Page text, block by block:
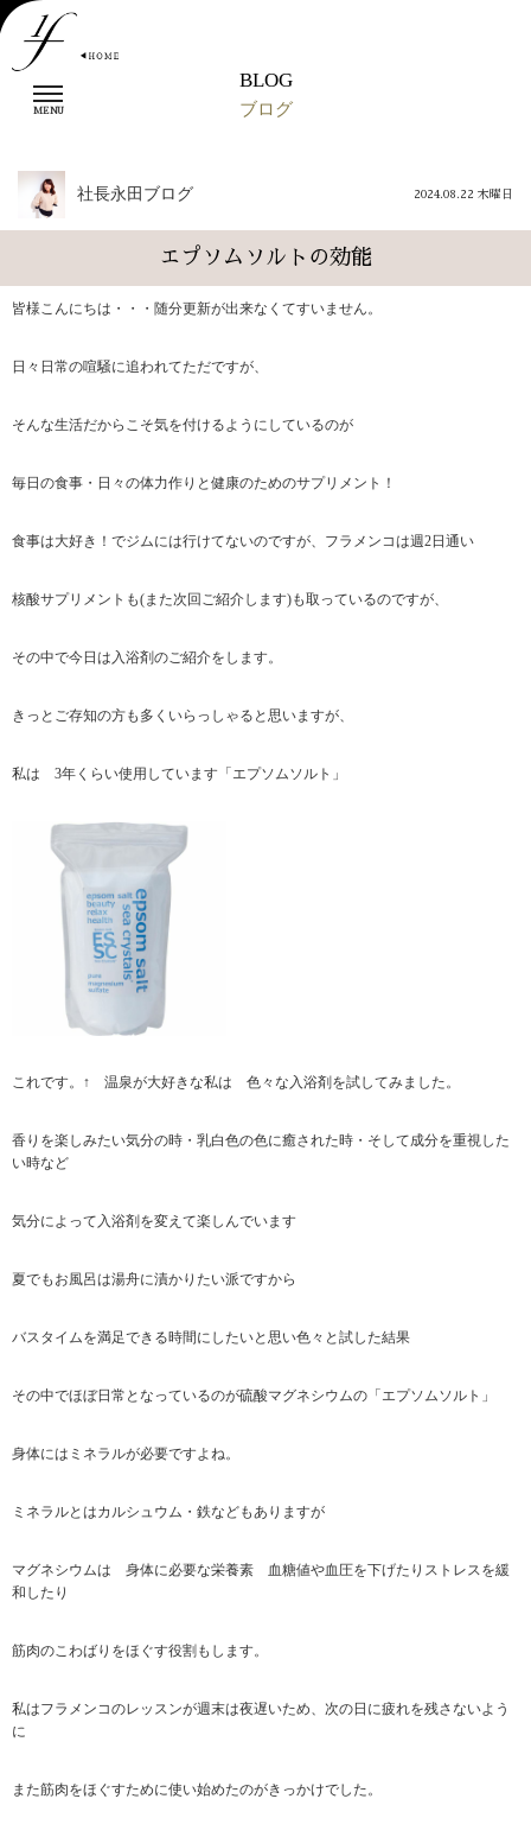
t
o
l
g
t
n
MENU
BLOG
ブログ
社長永田ブログ 2024.08.22 木曜日
エプソムソルトの効能
皆様こんにちは・・・随分更新が出来なくてすいません。
日々日常の喧騒に追われてただですが、
そんな生活だからこそ気を付けるようにしているのが
毎日の食事・日々の体力作りと健康のためのサプリメント！
食事は大好き！でジムには行けてないのですが、フラメンコは週2日通い
核酸サプリメントも(また次回ご紹介します)も取っているのですが、
その中で今日は入浴剤のご紹介をします。
きっとご存知の方も多くいらっしゃると思いますが、
私は 3年くらい使用しています「エプソムソルト」
これです。↑ 温泉が大好きな私は 色々な入浴剤を試してみました。
香りを楽しみたい気分の時・乳白色の色に癒された時・そして成分を重視した
い時など
気分によって入浴剤を変えて楽しんでいます
夏でもお風呂は湯舟に漬かりたい派ですから
バスタイムを満足できる時間にしたいと思い色々と試した結果
その中でほぼ日常となっているのが硫酸マグネシウムの「エプソムソルト」
身体にはミネラルが必要ですよね。
ミネラルとはカルシュウム・鉄などもありますが
マグネシウムは 身体に必要な栄養素 血糖値や血圧を下げたりストレスを緩
和したり
筋肉のこわばりをほぐす役割もします。
私はフラメンコのレッスンが週末は夜遅いため、次の日に疲れを残さないよう
に
また筋肉をほぐすために使い始めたのがきっかけでした。